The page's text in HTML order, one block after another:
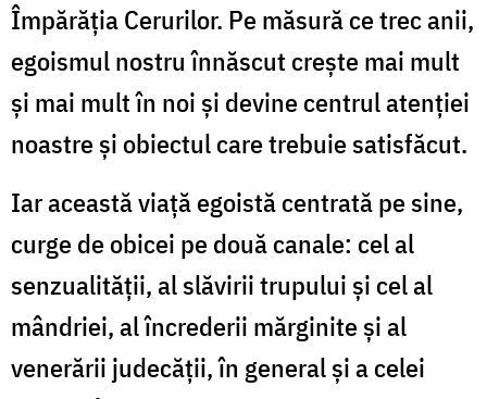
Împărăția Cerurilor. Pe măsură ce trec anii,
egoismul nostru înnăscut crește mai mult
și mai mult în noi și devine centrul atenției
noastre și obiectul care trebuie satisfăcut.
Iar această viață egoistă centrată pe sine,
curge de obicei pe două canale: cel al
senzualității, al slăvirii trupului și cel al
mândriei, al încrederii mărginite și al
venerării judecății, în general și a celei